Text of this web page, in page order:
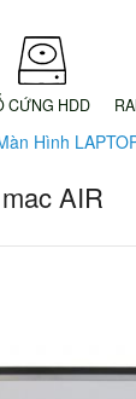
CỨNG HDD
Hình
AIR